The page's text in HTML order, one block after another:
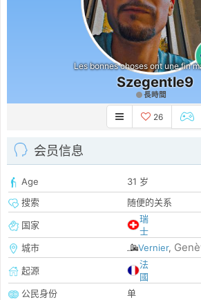
Les bonnes choses ont une fin
Szegentle9
長時間
26
会员信息
Age
31 岁
搜索
随便的关系
国家
瑞
士
城市
Vernier,
起源
法
國
公民身份
单